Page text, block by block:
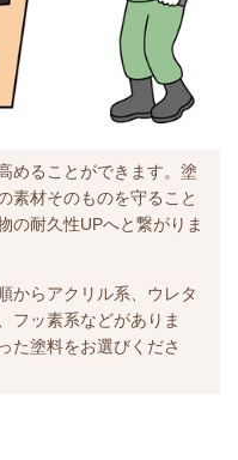
めることができます。塗
素材そのものを守ること
の耐久性UPへと繋がりま
からアクリル系、ウレタ
フッ素系などがありま
た塗料をお選びくださ